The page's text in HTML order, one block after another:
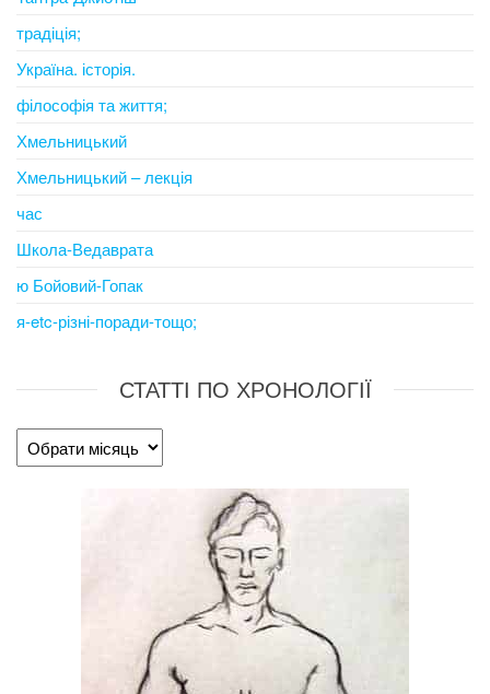
традіція;
Україна. історія.
філософія та життя;
Хмельницький
Хмельницький – лекція
час
Школа-Ведаврата
ю Бойовий-Гопак
я-etc-різні-поради-тощо;
СТАТТІ ПО ХРОНОЛОГІЇ
Статті
по